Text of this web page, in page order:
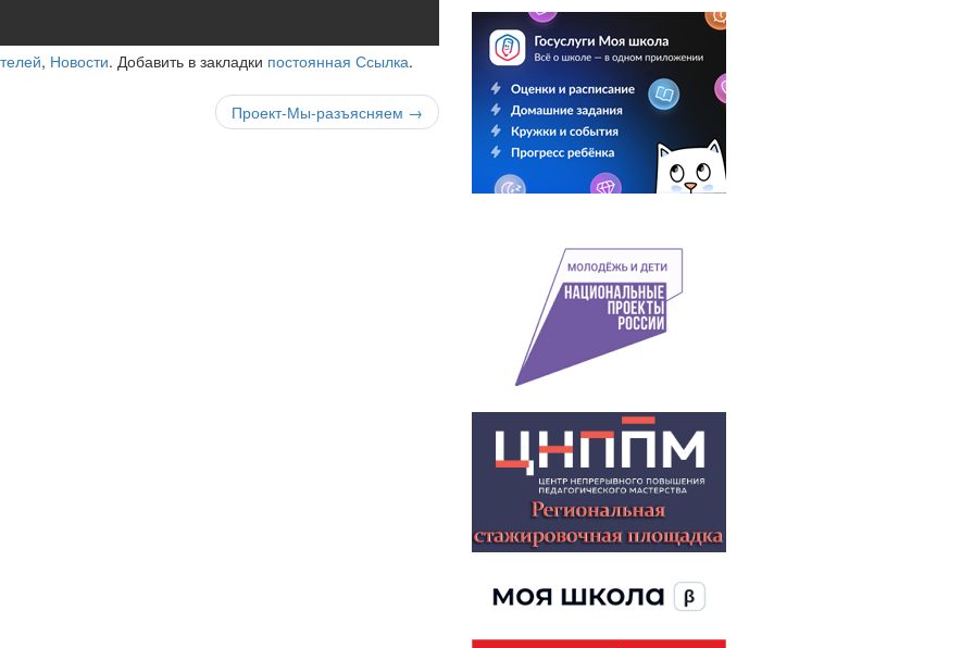
, Новости. Добавить в закладки постоянная Ссылка.
Проект-Мы-разъясняем →